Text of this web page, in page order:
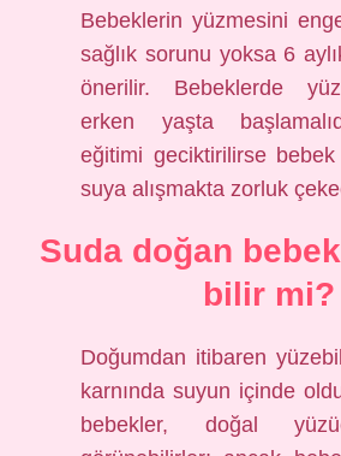
Bebeklerin yüzmesini
sağlık sorunu yoksa 6
önerilir. Bebeklerde
erken yaşta
eğitimi geciktirilirse
suya alışmakta zorluk
Suda doğan
bilir mi?
Doğumdan itibaren
karnında suyun içinde
bebekler, doğal